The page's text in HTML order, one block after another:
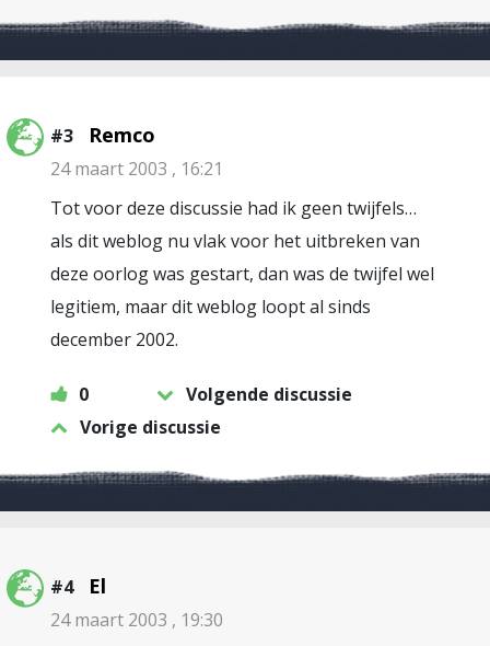
#3 Remco
24 maart 2003 , 16:21
Tot voor deze discussie had ik geen twijfels…
als dit weblog nu vlak voor het uitbreken van
deze oorlog was gestart, dan was de twijfel wel
legitiem, maar dit weblog loopt al sinds
december 2002.
0
Volgende discussie
Vorige discussie
#4 El
24 maart 2003 , 19:30